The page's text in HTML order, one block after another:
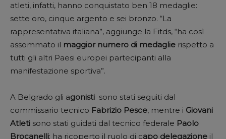
atleti, infatti, hanno conquistato ben 18 medaglie:
sette oro, cinque argento e sei bronzo. “La
rappresentativa italiana”, aggiunge la Fitds, “ha così
assommato il maggior numero di medaglie rispetto a
tutti gli altri Paesi europei partecipanti alla
manifestazione sportiva”.
A Belgrado gli agonisti sono stati seguiti dal
commissario tecnico Fabrizio Pesce, mentre i Giovani
Atleti sono stati guidati dal tecnico federale Paolo
Brocanelli; ha ricoperto il ruolo di capo delegazione il